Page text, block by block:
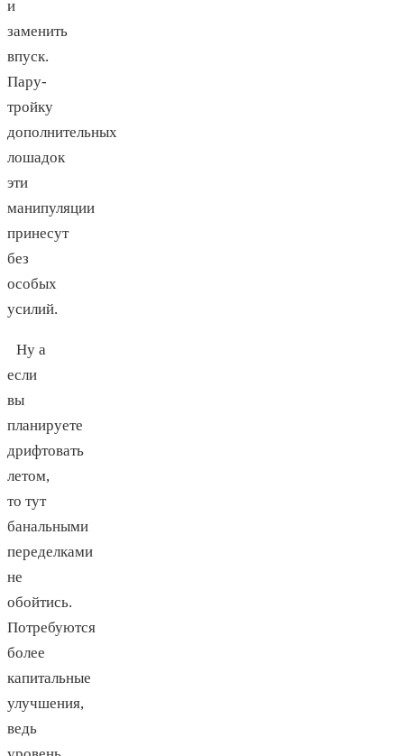
и
заменить
впуск.
Пару-
тройку
дополнительных
лошадок
эти
манипуляции
принесут
без
особых
усилий.
Ну а
если
вы
планируете
дрифтовать
летом,
то тут
банальными
переделками
не
обойтись.
Потребуются
более
капитальные
улучшения,
ведь